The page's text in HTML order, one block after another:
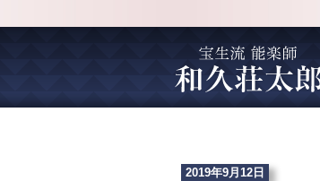
2019年9月12日